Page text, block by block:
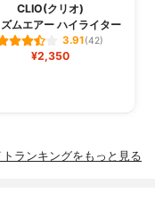
CLIO(クリオ)
ムエアー ハイライター
3.91(42)
¥2,350
ランキングをもっと見る